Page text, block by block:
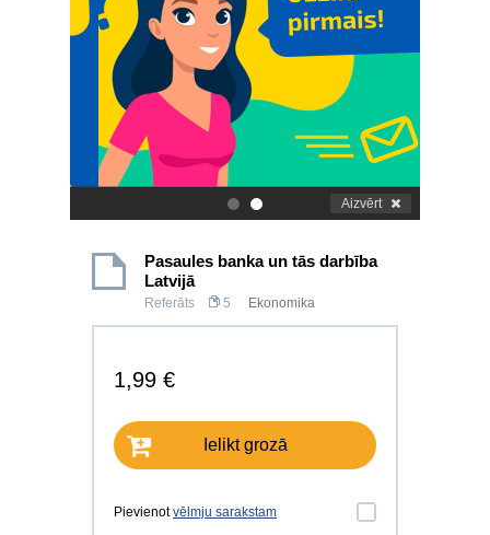
. Aizvērt
Pasaules banka un tās darbība
Latvijā
Referāts 5 Ekonomika
1,99 €
Ielikt grozā
Pievienotvēlmju sarakstam